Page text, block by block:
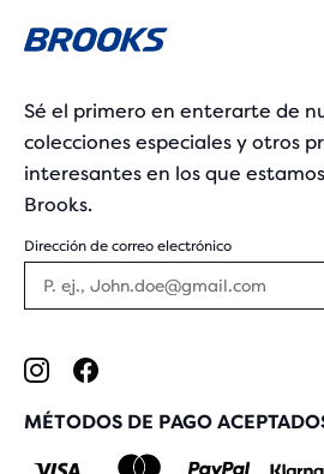
Sé el primero en enterarte de
colecciones especiales y otros
interesantes en los que
Brooks.
Dirección de correo electrónico
MÉTODOS DE PAGO